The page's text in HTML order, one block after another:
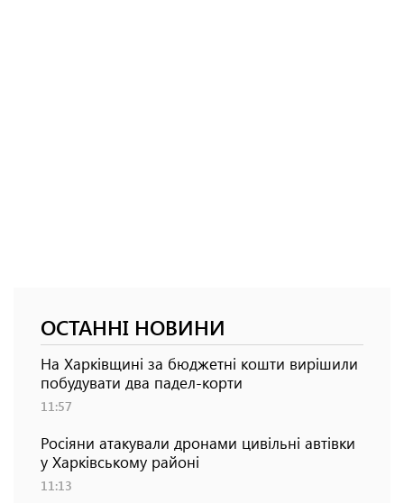
ОСТАННІ НОВИНИ
На Харківщині за бюджетні кошти вирішили
побудувати два падел-корти
11:57
Росіяни атакували дронами цивільні автівки
у Харківському районі
11:13